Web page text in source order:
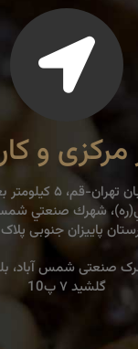
مرکزی و
كارخانه۱: اتوبان
شهرك صنعتي شمس
پاییزان جنوبی پلاک ۱۸۶
صنعتی شمس آباد،
گلشید ۷ پ10